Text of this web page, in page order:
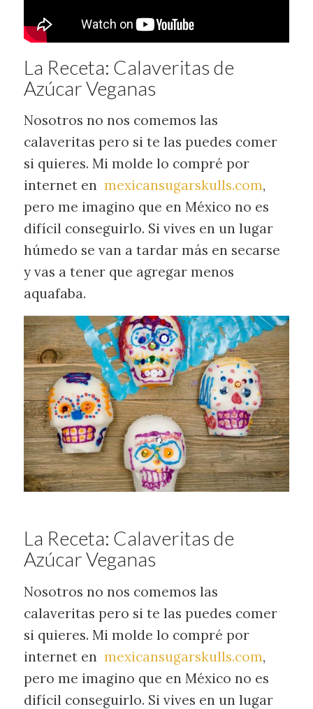
La Receta: Calaveritas de
Azúcar Veganas
Nosotros no nos comemos las
calaveritas pero si te las puedes comer
si quieres. Mi molde lo compré por
internet en mexicansugarskulls.com,
pero me imagino que en México no es
difícil conseguirlo. Si vives en un lugar
húmedo se van a tardar más en secarse
y vas a tener que agregar menos
aquafaba.
La Receta: Calaveritas de
Azúcar Veganas
Nosotros no nos comemos las
calaveritas pero si te las puedes comer
si quieres. Mi molde lo compré por
internet en mexicansugarskulls.com,
pero me imagino que en México no es
difícil conseguirlo. Si vives en un lugar